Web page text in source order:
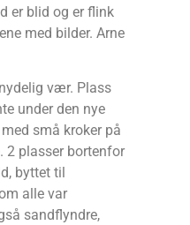
er blid og er flink
med bilder. Arne
vær. Plass
under den nye
små kroker på
2 plasser bortenfor
byttet til
alle var
sandflyndre,